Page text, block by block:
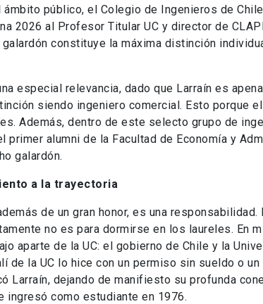
público, el Colegio de Ingenieros de
2026 al Profesor Titular UC y director de
galardón constituye la máxima distinción
especial relevancia, dado que Larraín es
siendo ingeniero comercial. Esto porque
Además, dentro de este selecto grupo de
primer alumni de la Facultad de Economía y
galardón.
a la trayectoria
de un gran honor, es una
no es para dormirse en los laureles. En
aparte de la UC: el gobierno de Chile y la
de la UC lo hice con un permiso sin sueldo o
Larraín, dejando de manifiesto su profunda
ingresó como estudiante en 1976.